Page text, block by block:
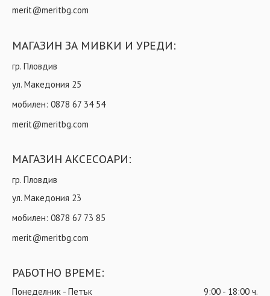
merit@meritbg.com
МАГАЗИН ЗА МИВКИ И УРЕДИ:
гр. Пловдив
ул. Македония 25
мобилен: 0878 67 34 54
merit@meritbg.com
МАГАЗИН АКСЕСОАРИ:
гр. Пловдив
ул. Македония 23
мобилен: 0878 67 73 85
merit@meritbg.com
РАБОТНО ВРЕМЕ:
Понеделник - Петък
9:00 - 18:00 ч.